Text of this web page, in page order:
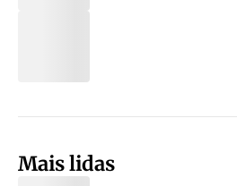
Mais lidas